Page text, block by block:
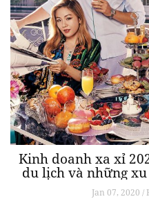
Kinh doanh xa xỉ
du lịch và những
ngành du
Jan 07, 2020